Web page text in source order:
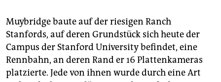
Muybridge baute auf der riesigen Ranch
Stanfords, auf deren Grundstück sich heute der
Campus der Stanford University befindet, eine
Rennbahn, an deren Rand er 16 Plattenkameras
platzierte. Jede von ihnen wurde durch eine Art